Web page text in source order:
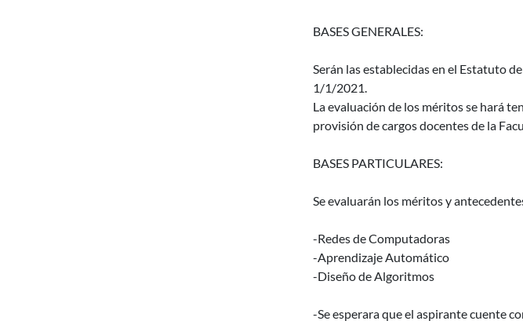
BASES GENERALES:
Serán las establecidas en el Estatuto
1/1/2021.
La evaluación de los méritos se hará
provisión de cargos docentes de la
BASES PARTICULARES:
Se evaluarán los méritos y
-Redes de Computadoras
-Aprendizaje Automático
-Diseño de Algoritmos
-Se esperara que el aspirante cuente